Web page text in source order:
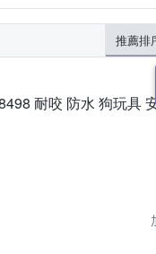
推薦排
耐咬 防水 狗玩具